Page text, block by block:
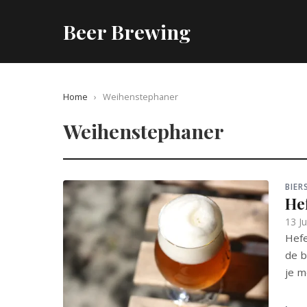
Beer Brewing
Home › Weihenstephaner
Weihenstephaner
13
de
je